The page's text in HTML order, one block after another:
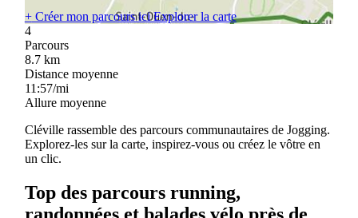
+Créer mon parcours iciExplorer la carte
4
Parcours
8.7 km
Distance moyenne
11:57/mi
Allure moyenne
Cléville rassemble des parcours communautaires de Jogging.
Explorez-les sur la carte, inspirez-vous ou créez le vôtre en
un clic.
Top des parcours running,